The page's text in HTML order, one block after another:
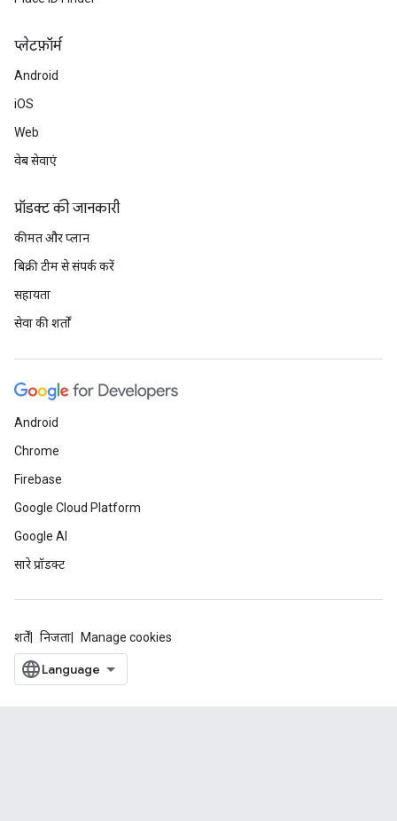
प्‍लेटफ़ॉर्म
Android
iOS
Web
वेब सेवाएं
प्रॉडक्ट की जानकारी
कीमत और प्लान
बिक्री टीम से संपर्क करें
सहायता
सेवा की शर्तों
Android
Chrome
Firebase
Google Cloud Platform
Google AI
सारे प्रॉडक्ट
शर्तें निजता Manage cookies